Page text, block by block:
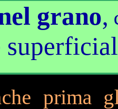
grano,
prima